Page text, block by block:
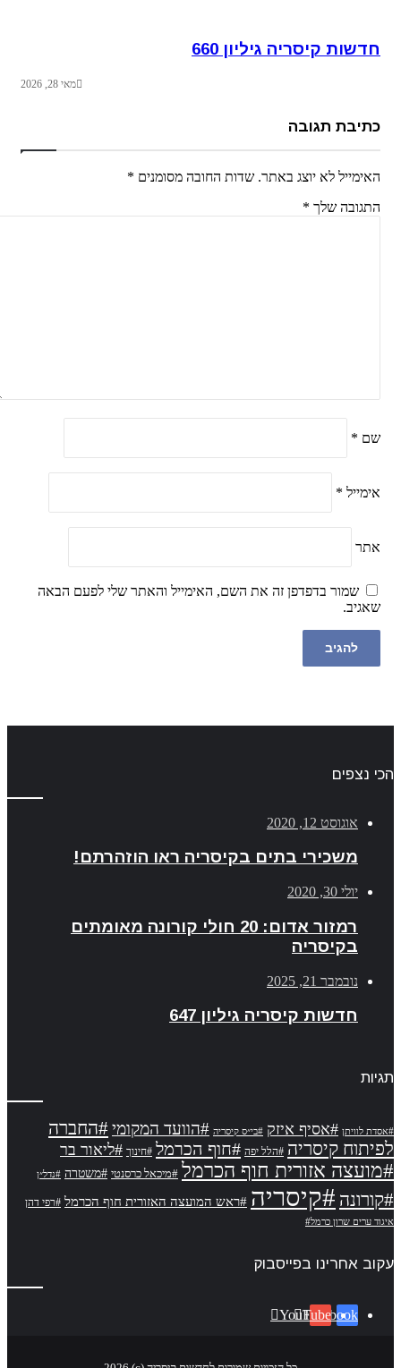
חדשות קיסריה גיליון 660
מאי 28, 2026
כתיבת תגובה
האימייל לא יוצג באתר. שדות החובה מסומנים *
התגובה שלך *
שם *
אימייל *
אתר
שמור בדפדפן זה את השם, האימייל והאתר שלי לפעם הבאה
שאגיב.
הכי נצפים
אוגוסט 12, 2020
משכירי בתים בקיסריה ראו הוזהרתם!
יולי 30, 2020
רמזור אדום: 20 חולי קורונה מאומתים
בקיסריה
נובמבר 21, 2025
חדשות קיסריה גיליון 647
תגיות
#אסדת לוויתן #אסיף איזק #בי״ס קיסריה #הוועד המקומי #החברה
לפיתוח קיסריה #הלל יפה #חוף הכרמל #חינוך #ליאור בר
#מועצה אזורית חוף הכרמל #מיכאל כרסנטי #משטרה #נדל״ן
#קורונה #קיסריה #ראש המועצה האזורית חוף הכרמל #רפי דהן
איגוד ערים שרון כרמל#
עקוב אחרינו בפייסבוק
Facebook
YouTube